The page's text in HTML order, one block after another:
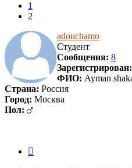
1
2
adouchamo
Студент
Сообщения: 8
Зарегистрирован:
ФИО: Ayman
Страна: Россия
Город: Москва
Пол: